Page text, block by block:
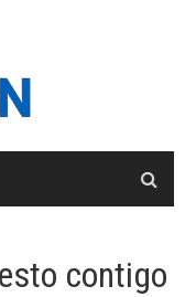
contigo